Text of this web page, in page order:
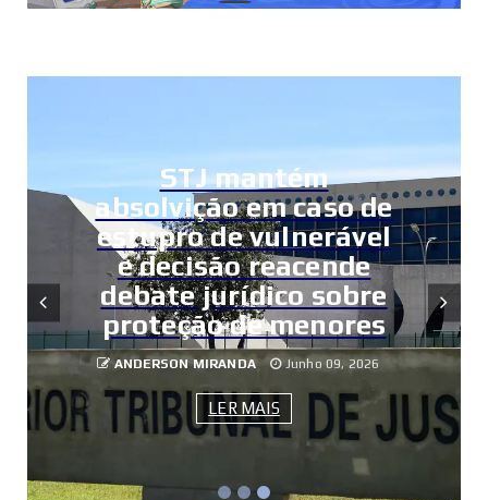
STJ mantém
absolvição em caso de
estupro de vulnerável
e decisão reacende
debate jurídico sobre
proteção de menores
ANDERSON MIRANDA Junho 09, 2026
LER MAIS